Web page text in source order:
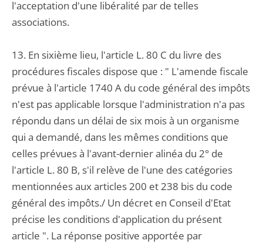
l'acceptation d'une libéralité par de telles
associations.
13. En sixième lieu, l'article L. 80 C du livre des
procédures fiscales dispose que : " L'amende fiscale
prévue à l'article 1740 A du code général des impôts
n'est pas applicable lorsque l'administration n'a pas
répondu dans un délai de six mois à un organisme
qui a demandé, dans les mêmes conditions que
celles prévues à l'avant-dernier alinéa du 2° de
l'article L. 80 B, s'il relève de l'une des catégories
mentionnées aux articles 200 et 238 bis du code
général des impôts./ Un décret en Conseil d'Etat
précise les conditions d'application du présent
article ". La réponse positive apportée par